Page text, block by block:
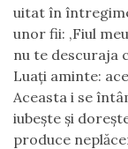
uitat în
unor fii: ‚Fiul
nu te descuraja
Luați aminte:
Aceasta i se
iubește și
produce